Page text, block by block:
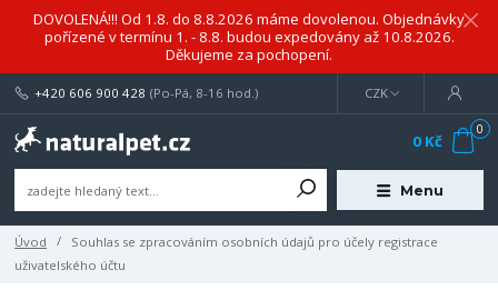
DOVOLENÁ!!! Od 1.8. do 8.8.2026 máme dovolenou. Objednávky
pořízené v termínu 1. - 8.8. budou expedovány až 10.8.2026.
Děkujeme za pochopení.
Menu
CZK
+420 606 900 428 (Po-Pá, 8-16 hod.)
0
0 Kč
Úvod
Souhlas se zpracováním osobních údajů pro účely registrace
uživatelského účtu